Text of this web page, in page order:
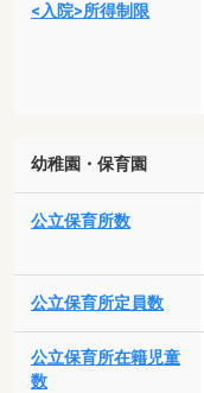
<入院>所得制限
幼稚園・保育園
公立保育所数
公立保育所定員数
公立保育所在籍児童
数